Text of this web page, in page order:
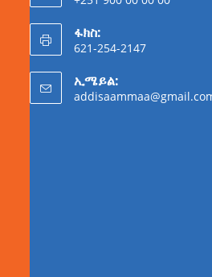
ፋክስ:
621-254-2147
ኢሜይል: